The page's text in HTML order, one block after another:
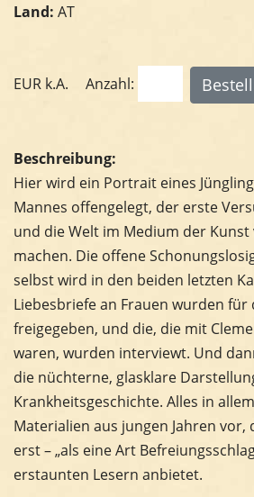
Land: AT
EUR k.A. Anzahl:
Beschreibung:
Hier wird ein Portrait eines
Mannes offengelegt, der erste
und die Welt im Medium der
machen. Die offene
selbst wird in den beiden letzten
Liebesbriefe an Frauen wurden für
freigegeben, und die, die mit
waren, wurden interviewt. Und
die nüchterne, glasklare
Krankheitsgeschichte. Alles in
Materialien aus jungen Jahren vor,
erst – „als eine Art
erstaunten Lesern anbietet.